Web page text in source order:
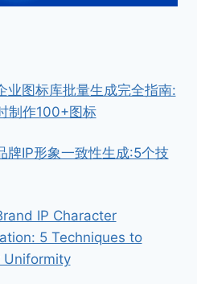
图标库批量生成完全指南:
制作100+图标
IP形象一致性生成:5个技
IP Character
5 Techniques to
Uniformity